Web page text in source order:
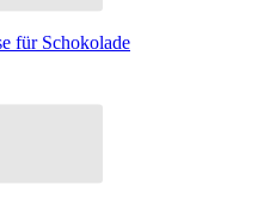
für Schokolade